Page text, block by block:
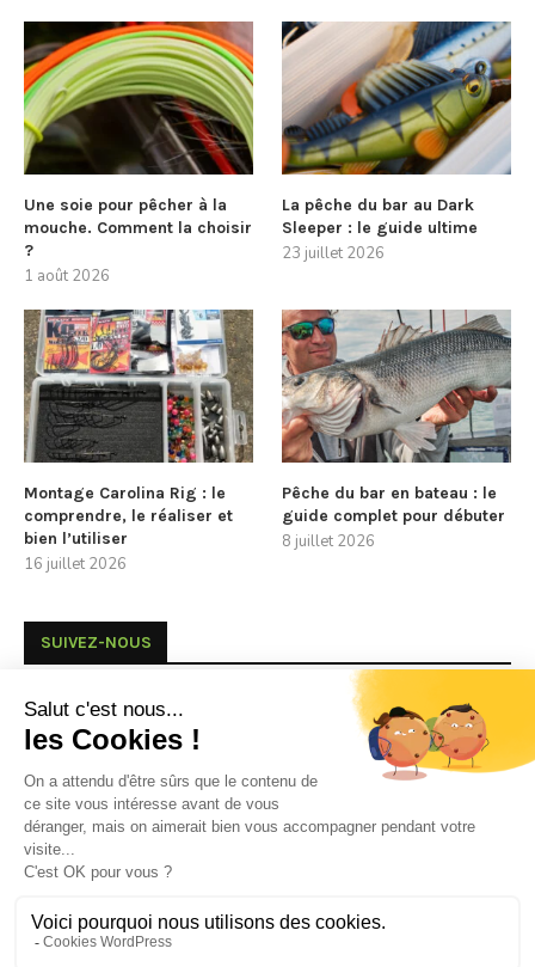
Une soie pour pêcher à la
mouche. Comment la choisir
?
1 août 2026
La pêche du bar au Dark
Sleeper : le guide ultime
23 juillet 2026
Montage Carolina Rig : le
comprendre, le réaliser et
bien l’utiliser
16 juillet 2026
Pêche du bar en bateau : le
guide complet pour débuter
8 juillet 2026
SUIVEZ-NOUS
FACEBOOK
INSTAGRAM
YOUTUBE